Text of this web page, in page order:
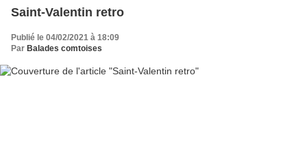
Saint-Valentin retro
Publié le 04/02/2021 à 18:09
Par Balades comtoises